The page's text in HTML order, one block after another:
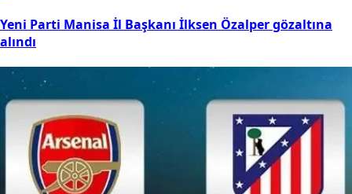
Yeni Parti Manisa İl Başkanı İlksen Özalper gözaltına
alındı